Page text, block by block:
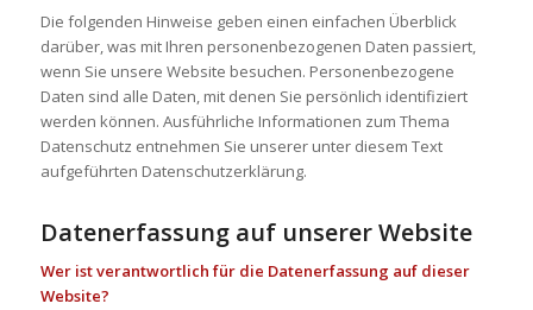
Die folgenden Hinweise geben einen einfachen Überblick
darüber, was mit Ihren personenbezogenen Daten passiert,
wenn Sie unsere Website besuchen. Personenbezogene
Daten sind alle Daten, mit denen Sie persönlich identifiziert
werden können. Ausführliche Informationen zum Thema
Datenschutz entnehmen Sie unserer unter diesem Text
aufgeführten Datenschutzerklärung.
Datenerfassung auf unserer Website
Wer ist verantwortlich für die Datenerfassung auf dieser
Website?